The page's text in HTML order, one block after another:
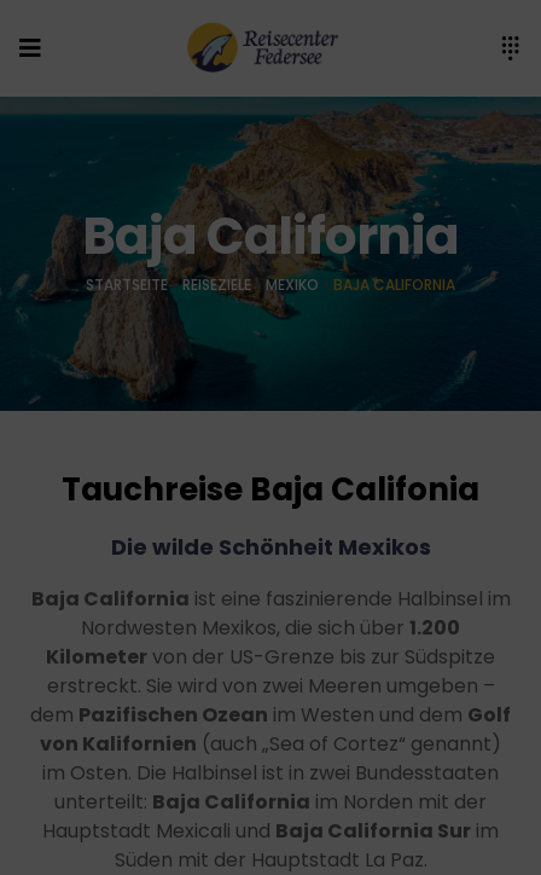
Baja California
STARTSEITE»REISEZIELE » MEXIKO » BAJA CALIFORNIA
Tauchreise Baja Califonia
Die wilde Schönheit Mexikos
Baja California ist eine faszinierende Halbinsel im
Nordwesten Mexikos, die sich über 1.200
Kilometer von der US-Grenze bis zur Südspitze
erstreckt. Sie wird von zwei Meeren umgeben –
dem Pazifischen Ozean im Westen und dem Golf
von Kalifornien (auch „Sea of Cortez“ genannt)
im Osten. Die Halbinsel ist in zwei Bundesstaaten
unterteilt: Baja California im Norden mit der
Hauptstadt Mexicali und Baja California Sur im
Süden mit der Hauptstadt La Paz.